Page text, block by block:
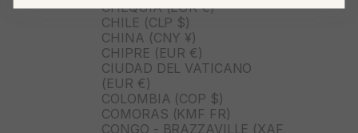
CHEQUIA (EUR €)
CHILE (CLP $)
CHINA (CNY ¥)
CHIPRE (EUR €)
CIUDAD DEL VATICANO
(EUR €)
COLOMBIA (COP $)
COMORAS (KMF FR)
CONGO - BRAZZAVILLE (XAF